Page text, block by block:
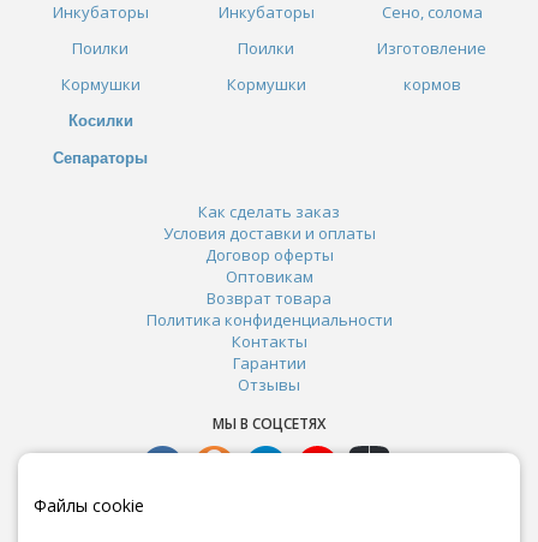
Инкубаторы
Поилки
Кормушки
Косилки
Сепараторы
Инкубаторы
Поилки
Кормушки
Сено, солома
Изготовление
кормов
Как сделать заказ
Условия доставки и оплаты
Договор оферты
Оптовикам
Возврат товара
Политика конфиденциальности
Контакты
Гарантии
Отзывы
МЫ В СОЦСЕТЯХ
Файлы cookie